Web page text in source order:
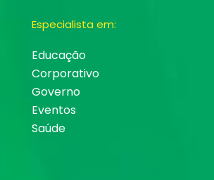
Especialista em:
Educação
Corporativo
Governo
Eventos
Saúde